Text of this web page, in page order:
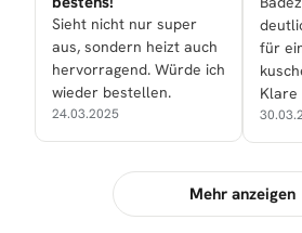
Sieht nicht nur super
aus, sondern heizt auch
hervorragend. Würde ich
wieder bestellen.
24.03.2025
für
Klare
Mehr anzeigen